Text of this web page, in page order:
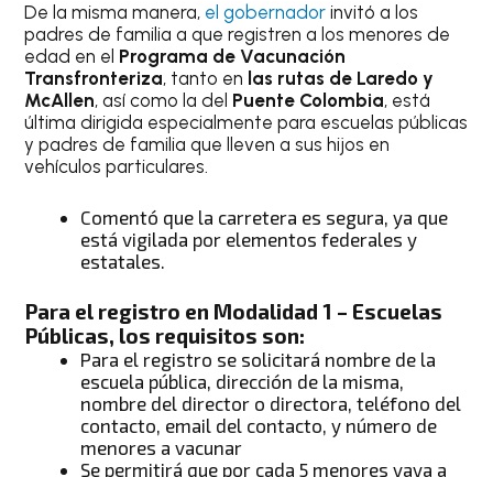
De la misma manera, el gobernador invitó a los
padres de familia a que registren a los menores de
edad en el Programa de Vacunación
Transfronteriza, tanto en las rutas de Laredo y
McAllen, así como la del Puente Colombia, está
última dirigida especialmente para escuelas públicas
y padres de familia que lleven a sus hijos en
vehículos particulares.
Comentó que la carretera es segura, ya que
está vigilada por elementos federales y
estatales.
Para el registro en Modalidad 1 – Escuelas
Públicas, los requisitos son:
Para el registro se solicitará nombre de la
escuela pública, dirección de la misma,
nombre del director o directora, teléfono del
contacto, email del contacto, y número de
menores a vacunar
Se permitirá que por cada 5 menores vaya a